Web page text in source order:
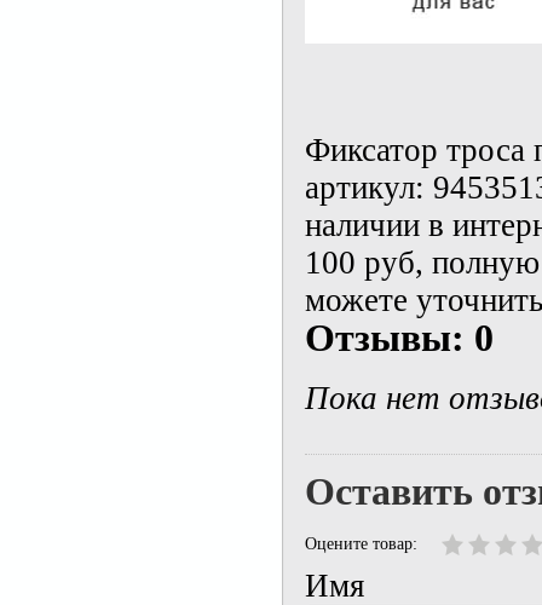
Фиксатор троса
артикул:
наличии в
100 руб,
можете
Отзывы: 0
Пока нет
Оставить
Оцените товар:
Имя